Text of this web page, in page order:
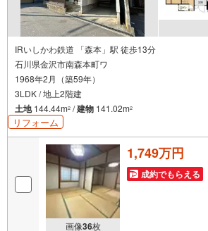
IRいしかわ鉄道 「森本」駅 徒歩13分
石川県金沢市南森本町ワ
1968年2月（築59年）
3LDK / 地上2階建
土地144.44m2 /建物 141.02m2
リフォーム
画像36枚
1,749万円
成約でもらえる